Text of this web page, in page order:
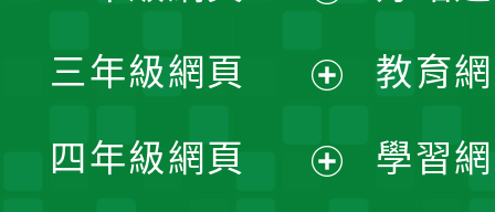
開
選
單
開
選
三年級網頁
開
四年級網頁
教育
學習